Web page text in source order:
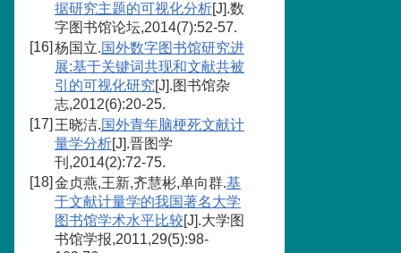
据研究主题的可视化分析[J].数
字图书馆论坛,2014(7):52-57.
[16] 杨国立.国外数字图书馆研究进
展:基于关键词共现和文献共被
引的可视化研究[J].图书馆杂
志,2012(6):20-25.
[17] 王晓洁.国外青年脑梗死文献计
量学分析[J].晋图学
刊,2014(2):72-75.
[18] 金贞燕,王新,齐慧彬,单向群.基
于文献计量学的我国著名大学
图书馆学术水平比较[J].大学图
书馆学报,2011,29(5):98-